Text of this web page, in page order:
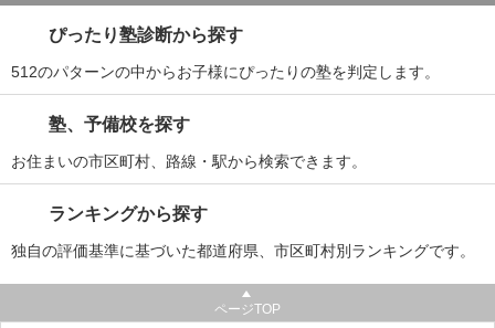
ぴったり塾診断から探す
512のパターンの中からお子様にぴったりの塾を判定します。
塾、予備校を探す
お住まいの市区町村、路線・駅から検索できます。
ランキングから探す
独自の評価基準に基づいた都道府県、市区町村別ランキングです。
ページTOP